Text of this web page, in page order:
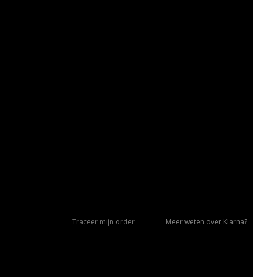
Traceer mijn order Meer weten over Klarna?